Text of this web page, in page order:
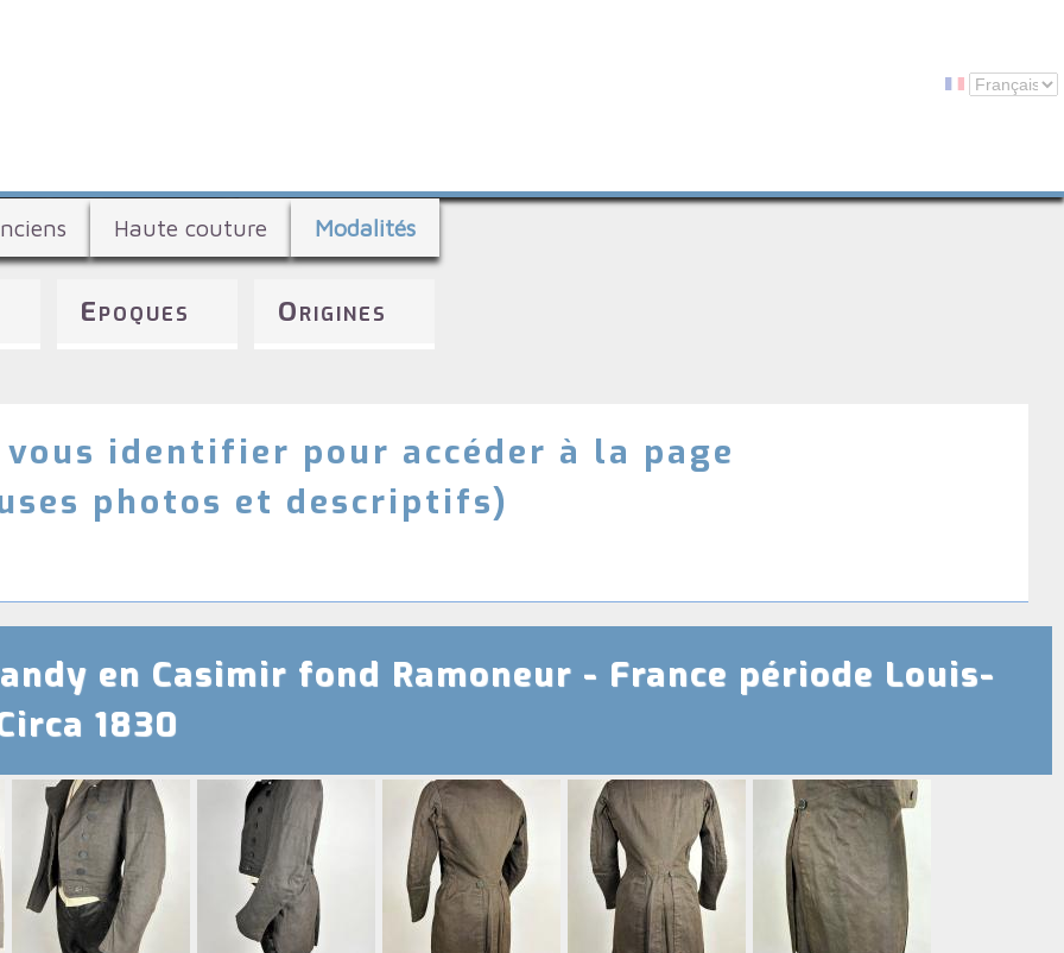
Haute couture Modalités
Epoques Origines
vous identifier pour accéder à la page
photos et descriptifs)
en Casimir fond Ramoneur - France période Louis-
1830